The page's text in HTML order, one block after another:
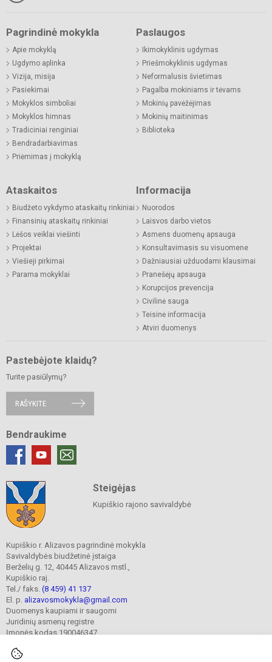
Pagrindinė mokykla
Apie mokyklą
Ugdymo aplinka
Vizija, misija
Pasiekimai
Mokyklos simboliai
Mokyklos himnas
Tradiciniai renginiai
Bendradarbiavimas
Priėmimas į mokyklą
Paslaugos
Ikimokyklinis ugdymas
Priešmokyklinis ugdymas
Neformalusis švietimas
Pagalba mokiniams ir tėvams
Mokinių pavėžėjimas
Mokinių maitinimas
Biblioteka
Ataskaitos
Biudžeto vykdymo ataskaitų rinkiniai
Finansinių ataskaitų rinkiniai
Lėšos veiklai viešinti
Projektai
Viešieji pirkimai
Parama mokyklai
Informacija
Nuorodos
Laisvos darbo vietos
Asmens duomenų apsauga
Konsultavimasis su visuomene
Dažniausiai užduodami klausimai
Pranešėjų apsauga
Korupcijos prevencija
Civilinė sauga
Teisinė informacija
Atviri duomenys
Pastebėjote klaidų?
Turite pasiūlymų?
RAŠYKITE
Bendraukime
Steigėjas
Kupiškio rajono savivaldybė
Kupiškio r. Alizavos pagrindinė mokykla
Savivaldybės biudžetinė įstaiga
Berželių g. 12, 40445 Alizavos mstl.,
Kupiškio raj.
Tel./ faks. (8 459) 41 137
El. p. alizavosmokykla@gmail.com
Duomenys kaupiami ir saugomi
Juridinių asmenų registre
Įmonės kodas 190046347